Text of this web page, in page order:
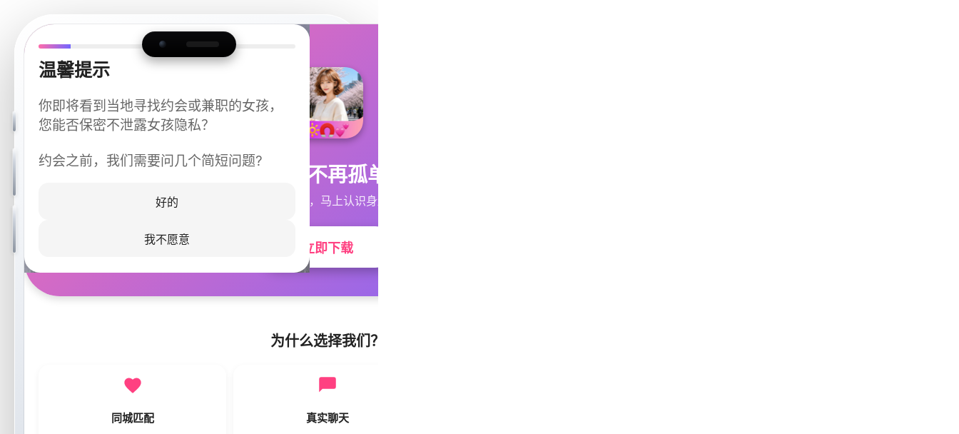
温馨提示
你即将看到当地寻找约会或兼职的女孩，
您能否保密不泄露女孩隐私？
约会之前，我们需要问几个简短问题?
好的
我不愿意
今晚不再孤单
同城快速匹配，马上认识身边的TA
立即下载
为什么选择我们？
同城匹配 真实聊天